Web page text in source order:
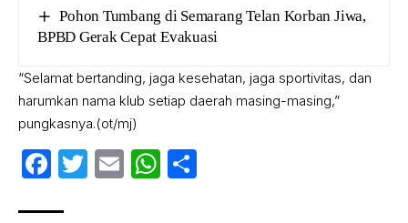
Pohon Tumbang di Semarang Telan Korban Jiwa,
BPBD Gerak Cepat Evakuasi
“Selamat bertanding, jaga kesehatan, jaga sportivitas, dan
harumkan nama klub setiap daerah masing-masing,”
pungkasnya.(ot/mj)
Facebook
Twitter
EmailWhatsApp